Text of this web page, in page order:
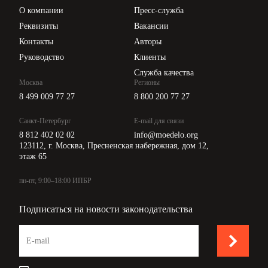
О компании
Реквизиты
Контакты
Руководство
Пресс-служба
Вакансии
Авторы
Клиенты
Служба качества
Москва
8 499 009 77 27
Санкт-Петербург
8 812 402 02 02
Регионы
8 800 200 77 27
E-mail для связи
info@moedelo.org
123112, г. Москва, Пресненская набережная, дом 12,
этаж 65
пн-пт, 9:00–18:00 ИПБР
Подписаться на новости законодательства